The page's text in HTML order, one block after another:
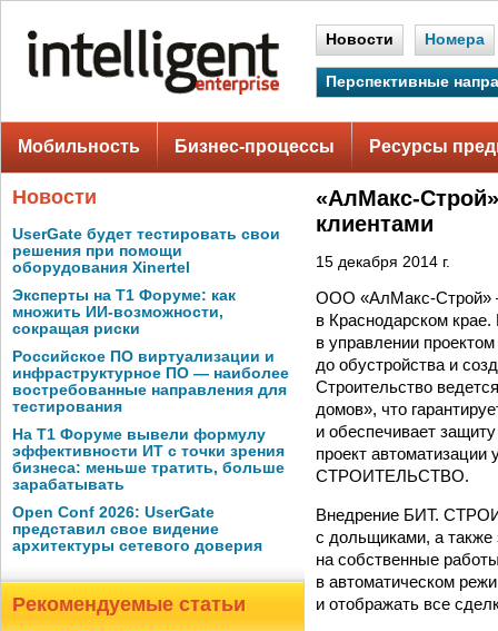
Новости Номера
Перспективные
Мобильность Бизнес-процессы Ресурсы
Новости
UserGate будет тестировать свои
решения при помощи
оборудования Xinertel
Эксперты на Т1 Форуме: как
множить ИИ-возможности,
сокращая риски
Российское ПО виртуализации и
инфраструктурное ПО — наиболее
востребованные направления для
тестирования
На Т1 Форуме вывели формулу
эффективности ИТ с точки зрения
бизнеса: меньше тратить, больше
зарабатывать
Open Conf 2026: UserGate
представил свое видение
архитектуры сетевого доверия
Рекомендуемые статьи
«АлМакс-
клиентами
15 декабря 2014 г.
ООО «АлМакс-Строй»
в Краснодарском
в управлении
до обустройства и
Строительство
домов», что
и обеспечивает
проект
СТРОИТЕЛЬСТВО.
Внедрение БИТ.
с дольщиками, а также
на собственные
в автоматическом
и отображать все